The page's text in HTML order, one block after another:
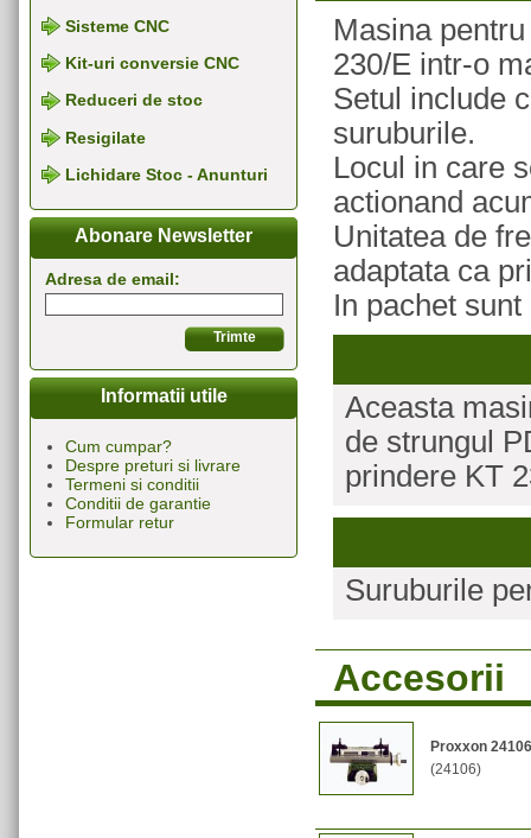
Sisteme CNC
Kit-uri conversie CNC
Reduceri de stoc
Resigilate
Lichidare Stoc - Anunturi
Abonare Newsletter
Adresa de email:
Informatii utile
Cum cumpar?
Despre preturi si livrare
Termeni si conditii
Conditii de garantie
Formular retur
Masina
230/E intr-o
Setul include
suruburile.
Locul in care
actionand
Unitatea de
adaptata ca
In pachet
Aceasta
de strungul
prindere KT
Suruburile
Accesorii
Proxxon
(24106)